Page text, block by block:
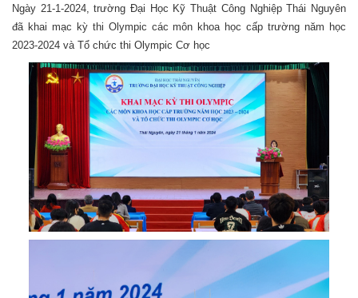
Ngày 21-1-2024, trường Đại Học Kỹ Thuật Công Nghiệp Thái Nguyên
đã khai mạc kỳ thi Olympic các môn khoa học cấp trường năm học
2023-2024 và Tổ chức thi Olympic Cơ học